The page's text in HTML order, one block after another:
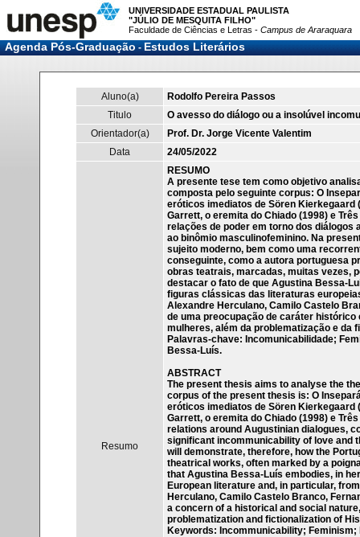
UNIVERSIDADE ESTADUAL PAULISTA
"JÚLIO DE MESQUITA FILHO"
Faculdade de Ciências e Letras - Campus de Araraquara
Agenda Pós-Graduação-Estudos Literários
Aluno(a)
Rodolfo Pereira Passos
Titulo
O avesso do diálogo ou a insolúvel
Orientador(a)
Prof. Dr. Jorge Vicente Valentim
Data
24/05/2022
Resumo
RESUMO
A presente tese tem como objetivo
composta pelo seguinte corpus: O
eróticos imediatos de Sören Kierkegaard
Garrett, o eremita do Chiado (1998) e
relações de poder em torno dos
ao binômio masculinofeminino. Na
sujeito moderno, bem como uma
conseguinte, como a autora portuguesa
obras teatrais, marcadas, muitas vezes,
destacar o fato de que Agustina Bessa-
figuras clássicas das literaturas
Alexandre Herculano, Camilo Castelo
de uma preocupação de caráter
mulheres, além da problematização e da
Palavras-chave: Incomunicabilidade;
Bessa-Luís.
ABSTRACT
The present thesis aims to analyse the
corpus of the present thesis is: O
eróticos imediatos de Sören Kierkegaard
Garrett, o eremita do Chiado (1998) e
relations around Augustinian dialogues,
significant incommunicability of love and
will demonstrate, therefore, how the
theatrical works, often marked by a
that Agustina Bessa-Luís embodies, in
European literature and, in particular,
Herculano, Camilo Castelo Branco,
a concern of a historical and social
problematization and fictionalization of
Keywords: Incommunicability;